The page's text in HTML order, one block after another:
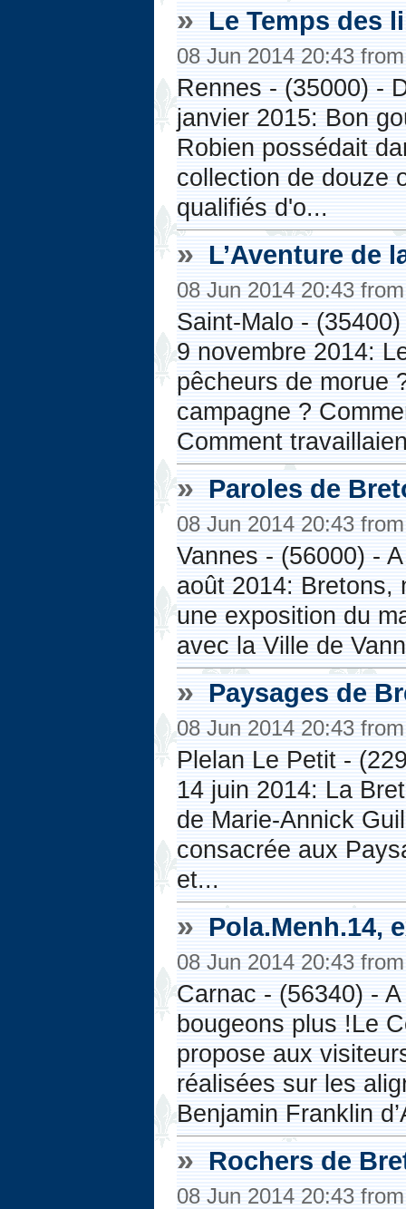
» Le Temps des
08 Jun 2014 20:43
Rennes - (35000) -
janvier 2015: Bon
Robien possédait
collection de douze
qualifiés d'o...
» L’Aventure de
08 Jun 2014 20:43
Saint-Malo -
9 novembre 2014:
pêcheurs de morue
campagne ?
Comment
» Paroles de
08 Jun 2014 20:43
Vannes - (56000) -
août 2014:
une exposition du
avec la Ville de
» Paysages de
08 Jun 2014 20:43
Plelan Le Petit -
14 juin 2014: La
de Marie-Annick
consacrée aux
et...
» Pola.Menh.14,
08 Jun 2014 20:43
Carnac - (56340) -
bougeons plus !Le
propose aux
réalisées sur les
Benjamin Franklin
» Rochers de
08 Jun 2014 20:43